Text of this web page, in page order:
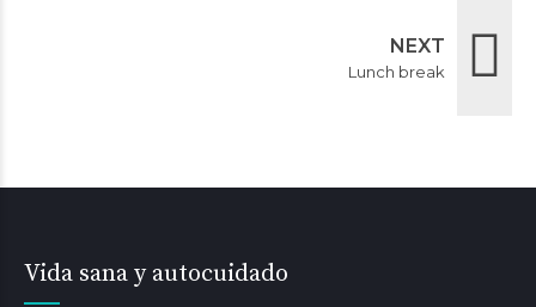
NEXT
Lunch break
Vida sana y autocuidado